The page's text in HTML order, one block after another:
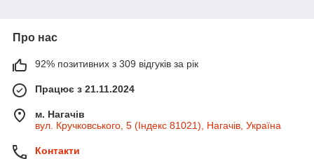
Про нас
92% позитивних з 309 відгуків за рік
Працює з 21.11.2024
м. Нагачів
вул. Кручковського, 5 (Індекс 81021), Нагачів, Україна
Контакти